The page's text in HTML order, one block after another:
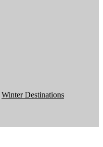
Winter Destinations